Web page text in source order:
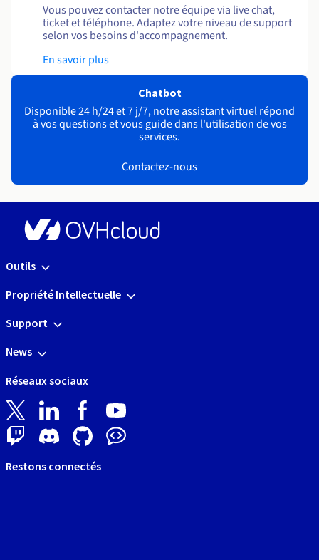
Vous pouvez contacter notre équipe via live chat,
ticket et téléphone. Adaptez votre niveau de support
selon vos besoins d'accompagnement.
En savoir plus
Chatbot
Disponible 24 h/24 et 7 j/7, notre assistant virtuel répond
à vos questions et vous guide dans l'utilisation de vos
services.
Contactez-nous
Outils
Propriété Intellectuelle
Support
News
Réseaux sociaux
Restons connectés